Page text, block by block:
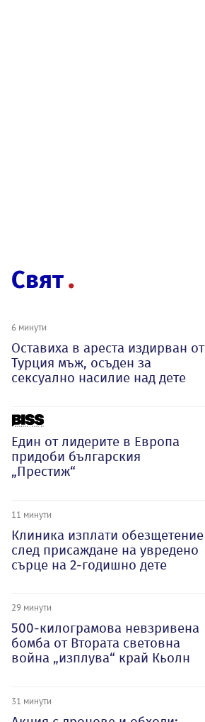
Свят
6 минути
Оставиха в ареста издирван от
Турция мъж, осъден за
сексуално насилие над дете
Един от лидерите в Европа
придоби българския
„Престиж“
11 минути
Клиника изплати обезщетение
след присаждане на увредено
сърце на 2-годишно дете
29 минути
500-килограмова невзривена
бомба от Втората световна
война „изплува“ край Кьолн
31 минути